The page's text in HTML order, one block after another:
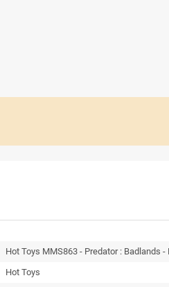
Hot Toys MMS863 - Predator : Badlands
Hot Toys